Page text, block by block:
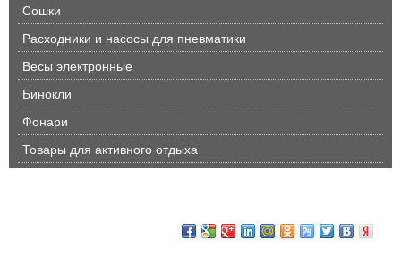
Сошки
Расходники и насосы для пневматики
Весы электронные
Бинокли
Фонари
Товары для активного отдыха